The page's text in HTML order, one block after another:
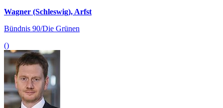
Wagner (Schleswig), Arfst
Bündnis 90/Die Grünen
()